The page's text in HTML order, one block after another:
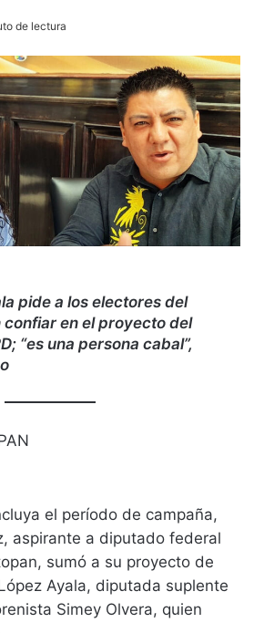
de lectura
pide a los electores del
en el proyecto del
“es una persona cabal”,
el período de campaña,
aspirante a diputado federal
sumó a su proyecto de
Ayala, diputada suplente
Simey Olvera, quien